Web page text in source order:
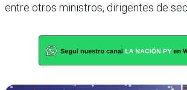
entre otros ministros, dirigentes de